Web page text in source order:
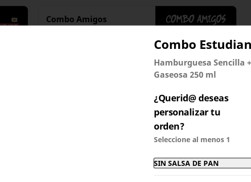
Combo Amigos
Combo
Hamburguesa Sencilla
Gaseosa 250 ml
¿Querid@ deseas
personalizar tu
orden?
Seleccione al menos 1
SIN SALSA DE PAN